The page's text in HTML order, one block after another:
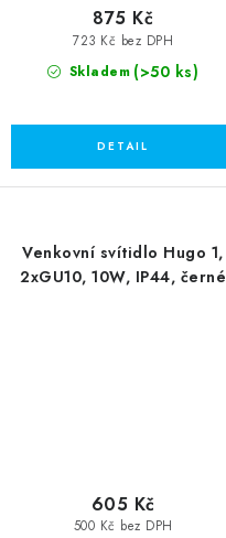
Skladem (>50 ks)
723 Kč bez DPH
875 Kč
Venkovní svítidlo Hugo 1,
2xGU10, 10W, IP44, černé
500 Kč bez DPH
605 Kč